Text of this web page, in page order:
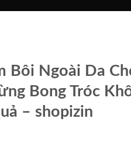
Bôi Ngoài Da
Bong Tróc
– shopizin